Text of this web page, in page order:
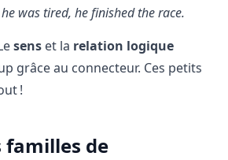
was tired, he finished the race.
sens et la relation logique
grâce au connecteur. Ces petits
!
familles de